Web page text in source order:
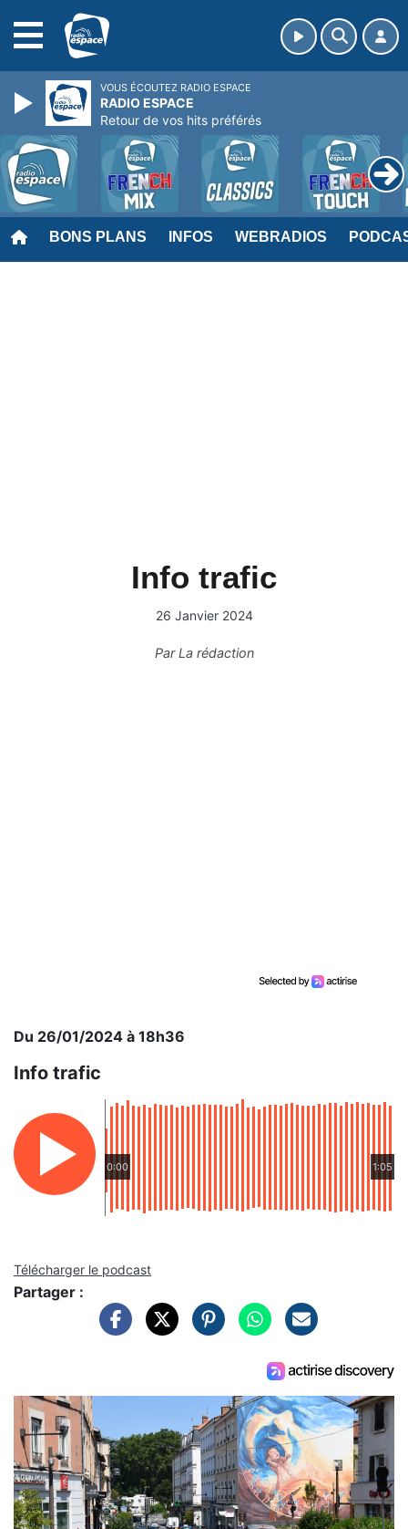
BONS PLANS INFOS WEBRADIOS
Info trafic
26 Janvier 2024
ParLa rédaction
Du 26/01/2024 à 18h36
Info trafic
0:00 1:05
Télécharger le podcast
Partager :
VOUS ÉCOUTEZ RADIO ESPACE
RADIO ESPACE
Retour de vos hits préférés